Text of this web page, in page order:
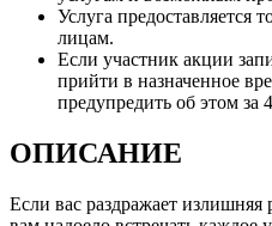
Услуга предоставляется
лицам.
Если участник акции
прийти в назначенное
предупредить об этом за
ОПИСАНИЕ
Если вас раздражает излишняя